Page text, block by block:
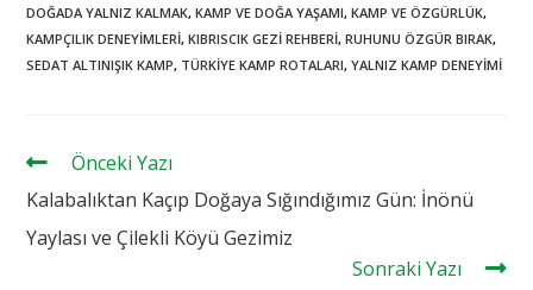
DOĞADA YALNIZ KALMAK, KAMP VE DOĞA YAŞAMI, KAMP VE ÖZGÜRLÜK,
KAMPÇILIK DENEYIMLERI, KIBRISCIK GEZI REHBERI, RUHUNU ÖZGÜR BIRAK,
SEDAT ALTINIŞIK KAMP, TÜRKIYE KAMP ROTALARI, YALNIZ KAMP DENEYIMI
haberlerÖnceki Yazı
Kalabalıktan Kaçıp Doğaya Sığındığımız Gün: İnönü
Yaylası ve Çilekli Köyü Gezimiz
Sonraki Yazı